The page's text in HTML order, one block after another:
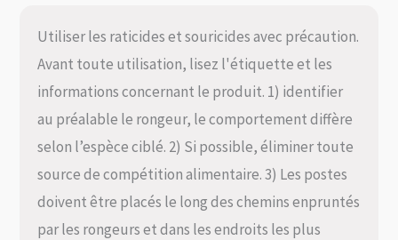
Utiliser les raticides et souricides avec précaution.
Avant toute utilisation, lisez l'étiquette et les
informations concernant le produit. 1) identifier
au préalable le rongeur, le comportement diffère
selon l’espèce ciblé. 2) Si possible, éliminer toute
source de compétition alimentaire. 3) Les postes
doivent être placés le long des chemins enpruntés
par les rongeurs et dans les endroits les plus